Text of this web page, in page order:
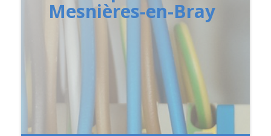
Mesnières-en-Bray